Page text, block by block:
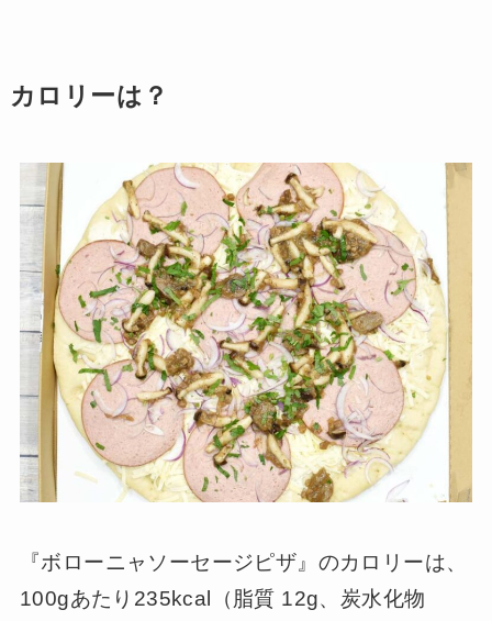
カロリーは？
『ボローニャソーセージピザ』のカロリーは、
100gあたり235kcal（脂質 12g、炭水化物